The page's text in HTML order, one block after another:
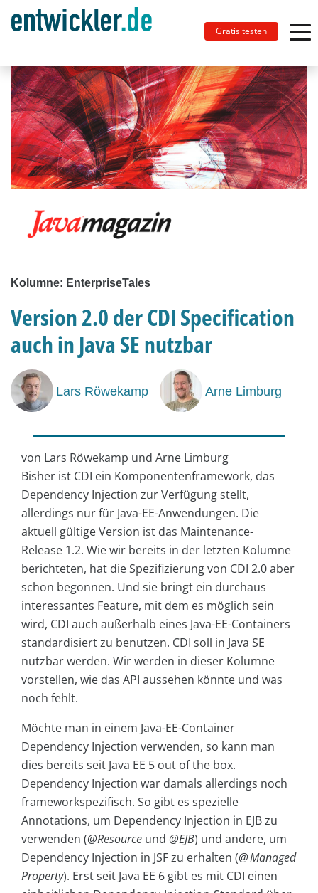
Gratis testen
Kolumne: EnterpriseTales
Version 2.0 der CDI Specification
auch in Java SE nutzbar
Lars Röwekamp Arne Limburg
von Lars Röwekamp und Arne Limburg
Bisher ist CDI ein Komponentenframework, das
Dependency Injection zur Verfügung stellt,
allerdings nur für Java-EE-Anwendungen. Die
aktuell gültige Version ist das Maintenance-
Release 1.2. Wie wir bereits in der letzten Kolumne
berichteten, hat die Spezifizierung von CDI 2.0 aber
schon begonnen. Und sie bringt ein durchaus
interessantes Feature, mit dem es möglich sein
wird, CDI auch außerhalb eines Java-EE-Containers
standardisiert zu benutzen. CDI soll in Java SE
nutzbar werden. Wir werden in dieser Kolumne
vorstellen, wie das API aussehen könnte und was
noch fehlt.
Möchte man in einem Java-EE-Container
Dependency Injection verwenden, so kann man
dies bereits seit Java EE 5 out of the box.
Dependency Injection war damals allerdings noch
frameworkspezifisch. So gibt es spezielle
Annotations, um Dependency Injection in EJB zu
verwenden (@Resource und @EJB) und andere, um
Dependency Injection in JSF zu erhalten (@ Managed
Property). Erst seit Java EE 6 gibt es mit CDI einen